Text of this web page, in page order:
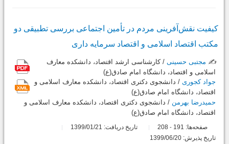
کیفیت نقش‌آفرینی مردم در تأمین اجتماعی بررسی تطبیقی دو
مکتب اقتصاد اسلامی و اقتصاد سرمایه داری
✍️ مجتبی حسینی / کارشناسی ارشد اقتصاد، دانشکده معارف
اسلامی و اقتصاد، دانشگاه امام صادق(ع)
جواد کجوری / دانشجوی دکتری اقتصاد، دانشکده معارف اسلامی و
اقتصاد، دانشگاه امام صادق(ع)
حمیدرضا بهرمن / دانشجوی دکتری اقتصاد، دانشکده معارف اسلامی و
اقتصاد، دانشگاه امام صادق(ع)
صفحه‌ها: 191
-
تاریخ دریافت: 1399/01/21
تاریخ پذیرش: 1399/06/20